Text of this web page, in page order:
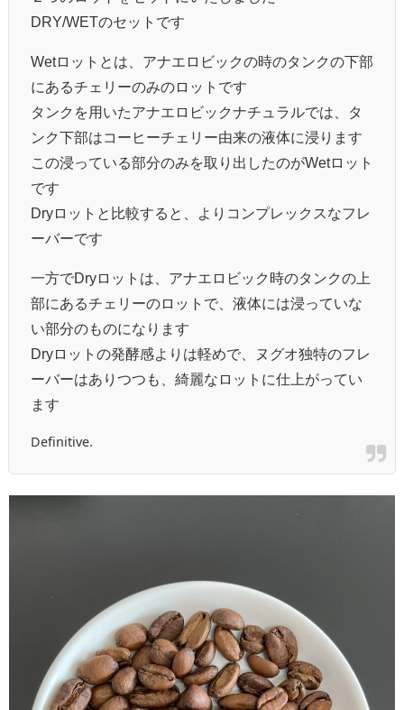
DRY/WETのセットです
Wetロットとは、アナエロビックの時のタンクの下部
にあるチェリーのみのロットです
タンクを用いたアナエロビックナチュラルでは、タ
ンク下部はコーヒーチェリー由来の液体に浸ります
この浸っている部分のみを取り出したのがWetロット
です
Dryロットと比較すると、よりコンプレックスなフレ
ーバーです
一方でDryロットは、アナエロビック時のタンクの上
部にあるチェリーのロットで、液体には浸っていな
い部分のものになります
Dryロットの発酵感よりは軽めで、ヌグオ独特のフレ
ーバーはありつつも、綺麗なロットに仕上がってい
ます
Definitive.